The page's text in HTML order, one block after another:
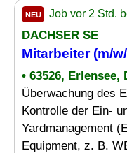
NEU Job vor 2 Std.
DACHSER SE
Mitarbeiter (m/
• 63526, Erlensee,
Überwachung des
Kontrolle der Ein-
Yardmanagement
Equipment, z. B.